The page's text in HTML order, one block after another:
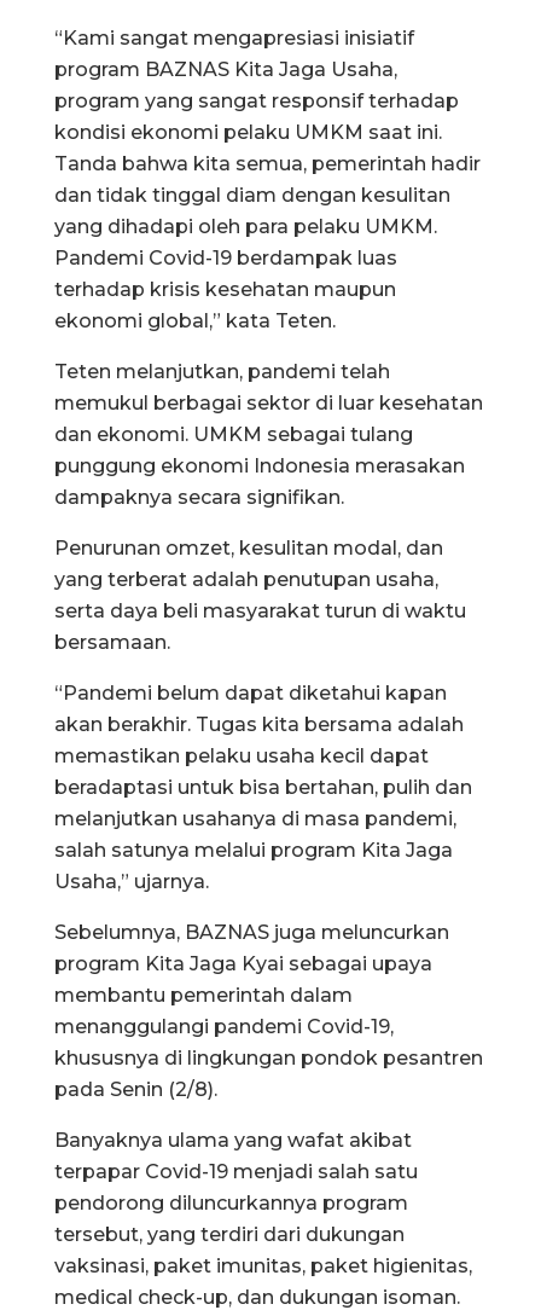
“Kami sangat mengapresiasi inisiatif
program BAZNAS Kita Jaga Usaha,
program yang sangat responsif terhadap
kondisi ekonomi pelaku UMKM saat ini.
Tanda bahwa kita semua, pemerintah hadir
dan tidak tinggal diam dengan kesulitan
yang dihadapi oleh para pelaku UMKM.
Pandemi Covid-19 berdampak luas
terhadap krisis kesehatan maupun
ekonomi global,” kata Teten.
Teten melanjutkan, pandemi telah
memukul berbagai sektor di luar kesehatan
dan ekonomi. UMKM sebagai tulang
punggung ekonomi Indonesia merasakan
dampaknya secara signifikan.
Penurunan omzet, kesulitan modal, dan
yang terberat adalah penutupan usaha,
serta daya beli masyarakat turun di waktu
bersamaan.
“Pandemi belum dapat diketahui kapan
akan berakhir. Tugas kita bersama adalah
memastikan pelaku usaha kecil dapat
beradaptasi untuk bisa bertahan, pulih dan
melanjutkan usahanya di masa pandemi,
salah satunya melalui program Kita Jaga
Usaha,” ujarnya.
Sebelumnya, BAZNAS juga meluncurkan
program Kita Jaga Kyai sebagai upaya
membantu pemerintah dalam
menanggulangi pandemi Covid-19,
khususnya di lingkungan pondok pesantren
pada Senin (2/8).
Banyaknya ulama yang wafat akibat
terpapar Covid-19 menjadi salah satu
pendorong diluncurkannya program
tersebut, yang terdiri dari dukungan
vaksinasi, paket imunitas, paket higienitas,
medical check-up, dan dukungan isoman.